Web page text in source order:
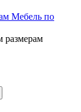
Мебель по